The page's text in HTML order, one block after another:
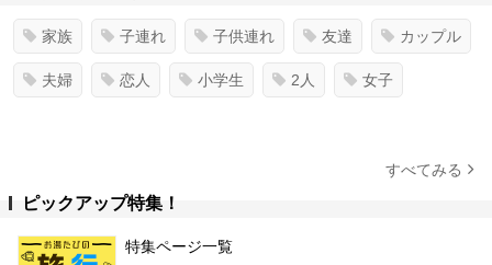
家族 子連れ 子供連れ 友達 カップル
夫婦 恋人 小学生 2人 女子
すべてみる
ピックアップ特集！
特集ページ一覧